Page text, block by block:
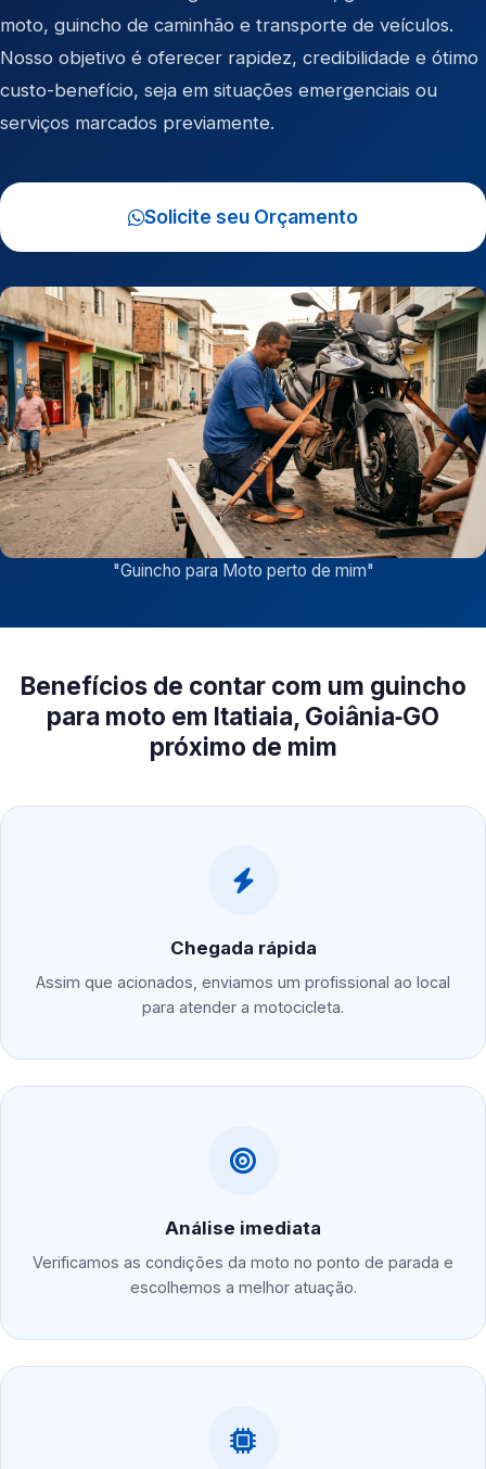
moto, guincho de caminhão e transporte de veículos.
Nosso objetivo é oferecer rapidez, credibilidade e ótimo
custo-benefício, seja em situações emergenciais ou
serviços marcados previamente.
Solicite seu Orçamento
"Guincho para Moto perto de mim"
Benefícios de contar com um guincho
para moto em Itatiaia, Goiânia‑GO
próximo de mim
Chegada rápida
Assim que acionados, enviamos um profissional ao local
para atender a motocicleta.
Análise imediata
Verificamos as condições da moto no ponto de parada e
escolhemos a melhor atuação.